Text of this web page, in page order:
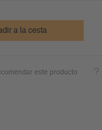
a la cesta
este producto